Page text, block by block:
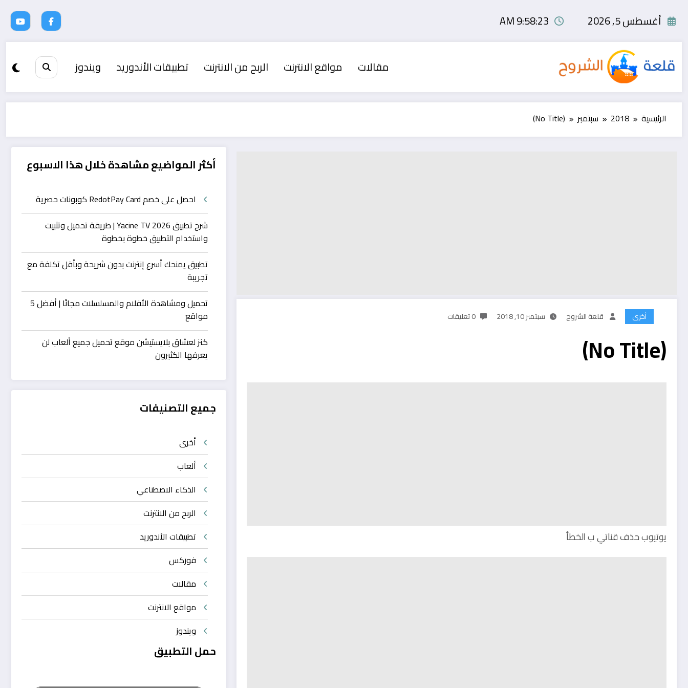
أغسطس 5, 2026 9:58:23 AM
مقالات مواقع الانترنت الربح من الانترنت تطبيقات الأندوريد ويندوز
الرئيسية 2018 سبتمبر (No Title)
أخرى قلعة الشروح سبتمبر 10, 2018 0 تعليقات
(No Title)
يوتيوب حذف قناتي ب الخطأ
أكثر المواضيع مشاهدة خلال هذا الاسبوع
احصل على خصم RedotPay Card كوبونات حصرية
شرح تطبيق Yacine TV 2026 | طريقة تحميل وتثبيت
واستخدام التطبيق خطوة بخطوة
تطبيق يمنحك أسرع إنترنت بدون شريحة وبأقل تكلفة مع
تجريبة
تحميل ومشاهدة الأفلام والمسلسلات مجانًا | أفضل 5
مواقع
كنز لعشاق بلايستيشن موقع تحميل جميع ألعاب لن
يعرفها الكثيرون
جميع التصنيفات
أخرى
ألعاب
الذكاء الاصطناعي
الربح من الانترنت
تطبيقات الأندوريد
فوركس
مقالات
مواقع الانترنت
ويندوز
حمل التطبيق